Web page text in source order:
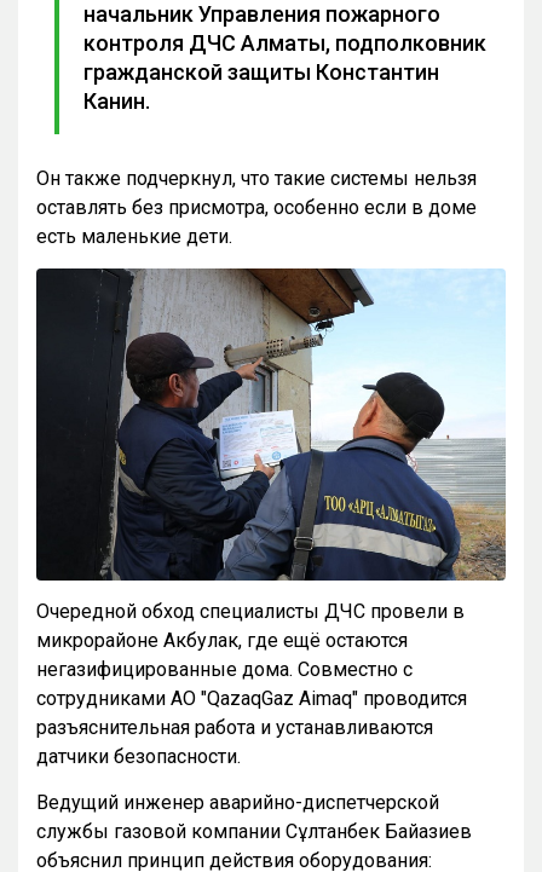
начальник Управления пожарного
контроля ДЧС Алматы, подполковник
гражданской защиты Константин
Канин.
Он также подчеркнул, что такие системы нельзя
оставлять без присмотра, особенно если в доме
есть маленькие дети.
Очередной обход специалисты ДЧС провели в
микрорайоне Акбулак, где ещё остаются
негазифицированные дома. Совместно с
сотрудниками АО "QazaqGaz Aimaq" проводится
разъяснительная работа и устанавливаются
датчики безопасности.
Ведущий инженер аварийно-диспетчерской
службы газовой компании Сұлтанбек Байғазиев
объяснил принцип действия оборудования: